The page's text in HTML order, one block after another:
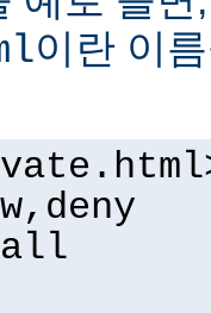
이란 이
all